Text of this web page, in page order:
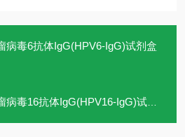
病毒6抗体IgG(HPV6-IgG)试剂盒
毒16抗体IgG(HPV16-IgG)试剂盒